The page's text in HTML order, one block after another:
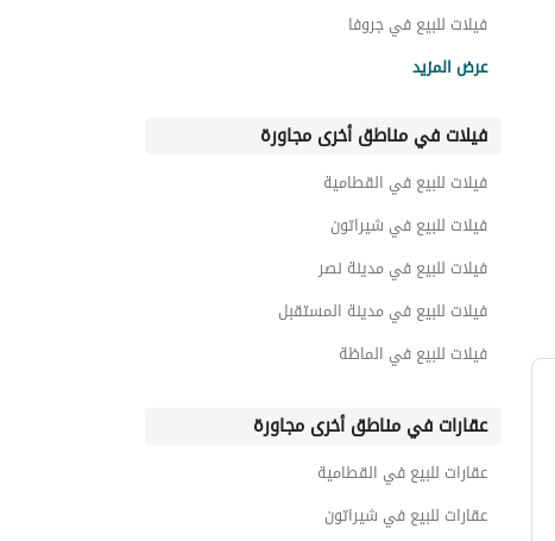
فيلات للبيع في جروفا
فيلات للبيع في كومباوند ريفالي
فيلات للبيع في كومباوند بروميناد القاهرة الجديدة
فيلات للبيع في كومباوند ايست شاير
عرض المزيد
فيلات في مناطق أخرى مجاورة
فيلات للبيع في القطامية
فيلات للبيع في شيراتون
فيلات للبيع في مدينة نصر
فيلات للبيع في مدينة المستقبل
فيلات للبيع في الماظة
عقارات في مناطق أخرى مجاورة
عقارات للبيع في القطامية
عقارات للبيع في شيراتون